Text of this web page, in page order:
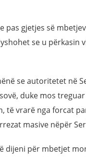
pas gjetjes së
se u përkasin
se autoritetet në
duke mos
të vrarë nga forcat
masive nëpër
dijeni për mbetjet